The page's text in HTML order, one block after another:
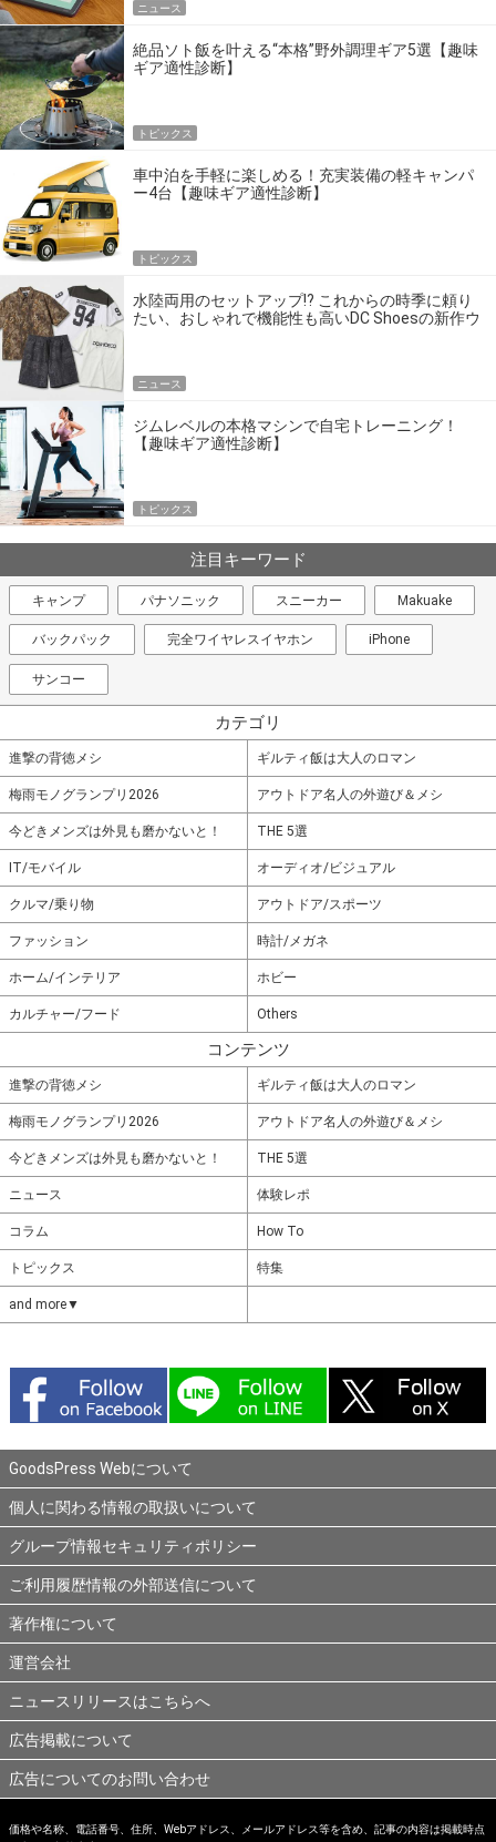
ニュース
絶品ソト飯を叶える“本格”野外調理ギア5選【趣味
ギア適性診断】
トピックス
車中泊を手軽に楽しめる！充実装備の軽キャンパ
ー4台【趣味ギア適性診断】
トピックス
水陸両用のセットアップ!? これからの時季に頼り
たい、おしゃれで機能性も高いDC Shoesの新作ウ
ニュース
ジムレベルの本格マシンで自宅トレーニング！
【趣味ギア適性診断】
トピックス
注目キーワード
キャンプ パナソニック スニーカー Makuake
バックパック 完全ワイヤレスイヤホン iPhone
サンコー
カテゴリ
進撃の背徳メシ ギルティ飯は大人のロマン
梅雨モノグランプリ2026 アウトドア名人の外遊び＆メシ
今どきメンズは外見も磨かないと！ THE 5選
IT/モバイル オーディオ/ビジュアル
クルマ/乗り物 アウトドア/スポーツ
ファッション 時計/メガネ
ホーム/インテリア ホビー
カルチャー/フード Others
コンテンツ
進撃の背徳メシ ギルティ飯は大人のロマン
梅雨モノグランプリ2026 アウトドア名人の外遊び＆メシ
今どきメンズは外見も磨かないと！ THE 5選
ニュース 体験レポ
コラム How To
トピックス 特集
and more▼
GoodsPress Webについて
個人に関わる情報の取扱いについて
グループ情報セキュリティポリシー
ご利用履歴情報の外部送信について
著作権について
運営会社
ニュースリリースはこちらへ
広告掲載について
広告についてのお問い合わせ
価格や名称、電話番号、住所、Webアドレス、メールアドレス等を含め、記事の内容は掲載時点